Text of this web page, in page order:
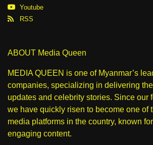
Youtube
RSS
ABOUT Media Queen
MEDIA QUEEN is one of Myanmar’s
companies, specializing in delivering
updates and celebrity stories. Since our
we have quickly risen to become one of
media platforms in the country, known
engaging content.